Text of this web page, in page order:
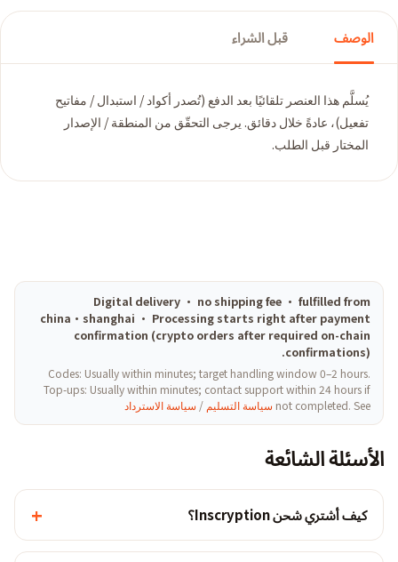
الوصف قبل الشراء
يُسلَّم هذا العنصر تلقائيًا بعد الدفع (تُصدر أكواد / استبدال / مفاتيح
تفعيل)، عادةً خلال دقائق. يرجى التحقّق من المنطقة / الإصدار
المختار قبل الطلب.
Digital delivery · no shipping fee · fulfilled from
china·shanghai · Processing starts right after payment
confirmation (crypto orders after required on-chain
confirmations).
Codes: Usually within minutes; target handling window 0–2 hours.
Top-ups: Usually within minutes; contact support within 24 hours if
not completed. See سياسة التسليم / سياسة الاسترداد
الأسئلة الشائعة
كيف أشتري شحن Inscryption؟ +